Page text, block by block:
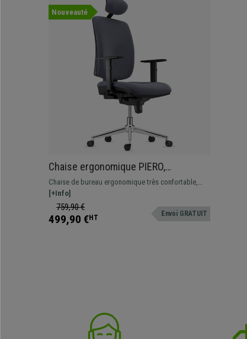
Nouveauté
Chaise ergonomique PIERO,
Piétement en Acier chromé, Appui-
tête et Accoudoirs Ajustables, en
Tissu Gris
Chaise de bureau ergonomique très confortable,
élaborée à partir de matériaux de grande qualité :
idéale pour une utilisation professionnelle intensive
[+Info]
759,90 €
499,90 €HT Envoi GRATUIT